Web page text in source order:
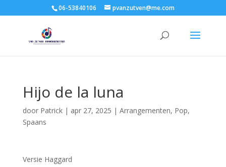
06-53840106 pvanzutven@me.com
Hijo de la luna
door Patrick| apr 27, 2025 | Arrangementen, Pop,
Spaans
Versie Haggard